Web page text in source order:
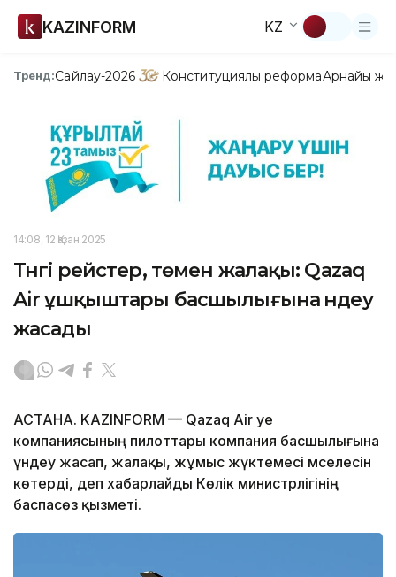
KAZINFORM KZ
Тренд:Сайлау-2026 Конституциялық реформаАрнайы
14:08, 12 Қазан 2025
Түнгі рейстер, төмен жалақы: Qazaq
Air ұшқыштары басшылығына үндеу
жасады
АСТАНА. KAZINFORM — Qazaq Air әуе
компаниясының пилоттары компания басшылығына
үндеу жасап, жалақы, жұмыс жүктемесі мәселесін
көтерді, деп хабарлайды Көлік министрлігінің
баспасөз қызметі.